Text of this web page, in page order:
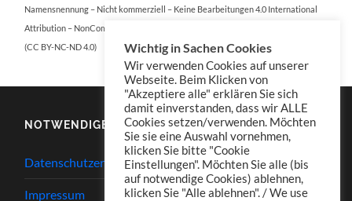
Namensnennung – Nicht kommerziell – Keine Bearbeitungen 4.0 International
Attribution – NonCommercial – NoDerivatives 4.0 International
(CC BY-NC-ND 4.0)
NOTWENDIGES
Datenschutzerklärung
Impressum
Wichtig in Sachen Cookies
Wir verwenden Cookies auf unserer
Webseite. Beim Klicken von
"Akzeptiere alle" erklären Sie sich
damit einverstanden, dass wir ALLE
Cookies setzen/verwenden. Möchten
Sie sie eine Auswahl vornehmen,
klicken Sie bitte "Cookie
Einstellungen". Möchten Sie alle (bis
auf notwendige Cookies) ablehnen,
klicken Sie "Alle ablehnen". / We use